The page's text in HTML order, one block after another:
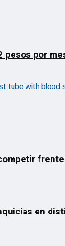
pesos por
frente
en